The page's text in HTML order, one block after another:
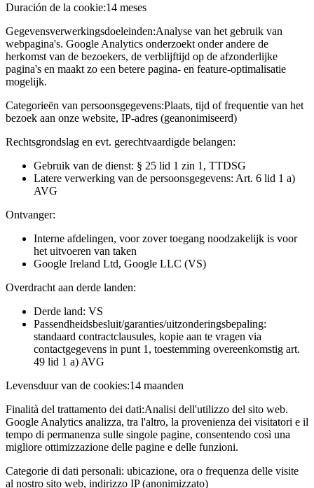
Duración de la cookie:14 meses
Gegevensverwerkingsdoeleinden:Analyse van het gebruik van
webpagina's. Google Analytics onderzoekt onder andere de
herkomst van de bezoekers, de verblijftijd op de afzonderlijke
pagina's en maakt zo een betere pagina- en feature-optimalisatie
mogelijk.
Categorieën van persoonsgegevens:Plaats, tijd of frequentie van het
bezoek aan onze website, IP-adres (geanonimiseerd)
Rechtsgrondslag en evt. gerechtvaardigde belangen:
Gebruik van de dienst: § 25 lid 1 zin 1, TTDSG
Latere verwerking van de persoonsgegevens: Art. 6 lid 1 a)
AVG
Ontvanger:
Interne afdelingen, voor zover toegang noodzakelijk is voor
het uitvoeren van taken
Google Ireland Ltd, Google LLC (VS)
Overdracht aan derde landen:
Derde land: VS
Passendheidsbesluit/garanties/uitzonderingsbepaling:
standaard contractclausules, kopie aan te vragen via
contactgegevens in punt 1, toestemming overeenkomstig art.
49 lid 1 a) AVG
Levensduur van de cookies:14 maanden
Finalità del trattamento dei dati:Analisi dell'utilizzo del sito web.
Google Analytics analizza, tra l'altro, la provenienza dei visitatori e il
tempo di permanenza sulle singole pagine, consentendo così una
migliore ottimizzazione delle pagine e delle funzioni.
Categorie di dati personali: ubicazione, ora o frequenza delle visite
al nostro sito web, indirizzo IP (anonimizzato)